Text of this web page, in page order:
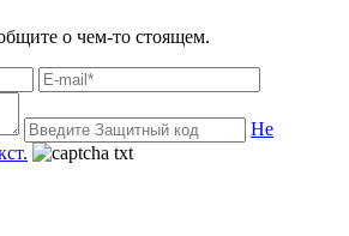
о чем-то стоящем.
Не